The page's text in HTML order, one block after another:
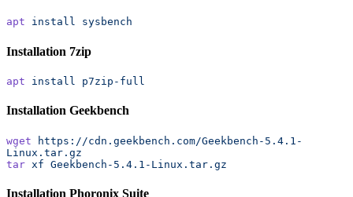
apt install sysbench
Installation 7zip
apt install p7zip-full
Installation Geekbench
wget https://cdn.geekbench.com/Geekbench-5.4.1-
Linux.tar.gz
tar xf Geekbench-5.4.1-Linux.tar.gz
Installation Phoronix Suite